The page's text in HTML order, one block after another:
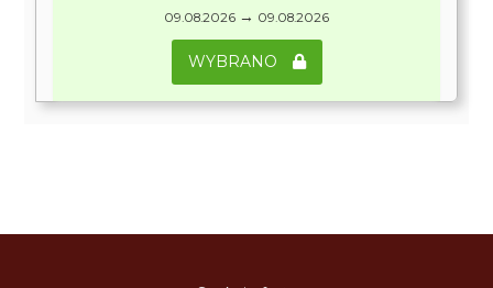
09.08.2026 → 09.08.2026
WYBRANO